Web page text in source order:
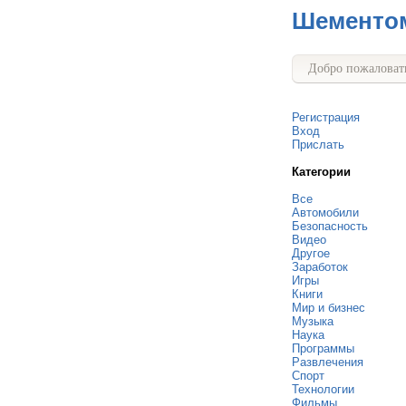
Добро
Регистрация
Вход
Прислать
Категории
Все
Автомобили
Безопасность
Видео
Другое
Заработок
Игры
Книги
Мир и бизнес
Музыка
Наука
Программы
Развлечения
Спорт
Технологии
Фильмы